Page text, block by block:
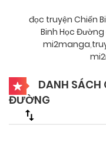
đọc truyện Chiến
Binh Học
mi2manga,
DANH SÁCH
ĐƯỜNG